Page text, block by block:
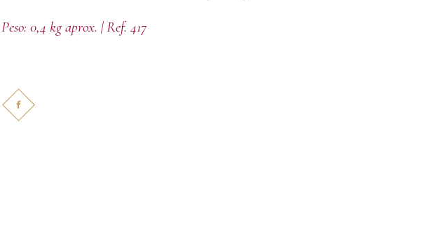
Peso: 0,4 kg aprox. | Ref. 417